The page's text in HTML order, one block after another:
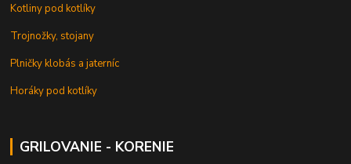
Kotliny pod kotlíky
Trojnožky, stojany
Plničky klobás a jaterníc
Horáky pod kotlíky
GRILOVANIE - KORENIE